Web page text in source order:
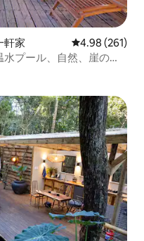
軒家 レビュー261
4.98 (261)
プール、自然、崖の